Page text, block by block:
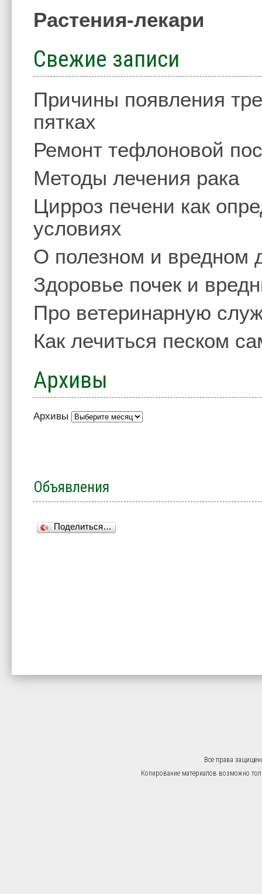
Растения-лекари
Свежие записи
Причины появления
пятках
Ремонт тефлоновой
Методы лечения рака
Цирроз печени как
условиях
О полезном и вредном
Здоровье почек и
Про ветеринарную
Как лечиться песком
Архивы
Архивы
Объявления
Поделиться…
Все права
Копирование материалов возможно